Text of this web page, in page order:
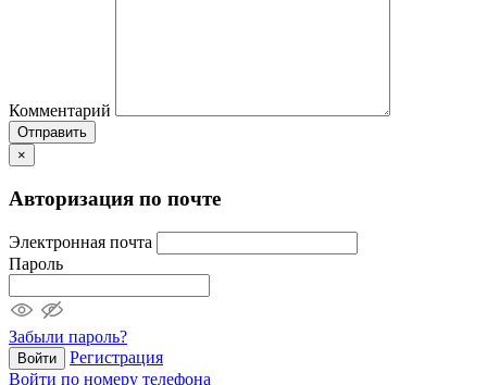
Комментарий
Отправить
×
Авторизация по почте
Электронная почта
Пароль
Забыли пароль?
Войти
Регистрация
Войти по номеру телефона